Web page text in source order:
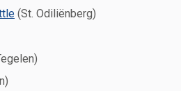
(St. Odiliënberg)